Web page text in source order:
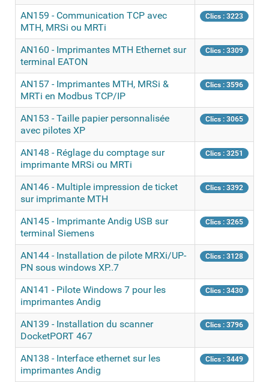
AN159 - Communication TCP avec
MTH, MRSi ou MRTi
Clics : 3223
AN160 - Imprimantes MTH Ethernet sur
terminal EATON
Clics : 3309
AN157 - Imprimantes MTH, MRSi &
MRTi en Modbus TCP/IP
Clics : 3596
AN153 - Taille papier personnalisée
avec pilotes XP
Clics : 3065
AN148 - Réglage du comptage sur
imprimante MRSi ou MRTi
Clics : 3251
AN146 - Multiple impression de ticket
sur imprimante MTH
Clics : 3392
AN145 - Imprimante Andig USB sur
terminal Siemens
Clics : 3265
AN144 - Installation de pilote MRXi/UP-
PN sous windows XP..7
Clics : 3128
AN141 - Pilote Windows 7 pour les
imprimantes Andig
Clics : 3430
AN139 - Installation du scanner
DocketPORT 467
Clics : 3796
AN138 - Interface ethernet sur les
imprimantes Andig
Clics : 3449